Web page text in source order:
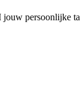
persoonlijke